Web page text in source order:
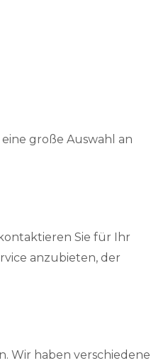
große Auswahl an
Sie für Ihr
anzubieten, der
Wir haben verschiedene